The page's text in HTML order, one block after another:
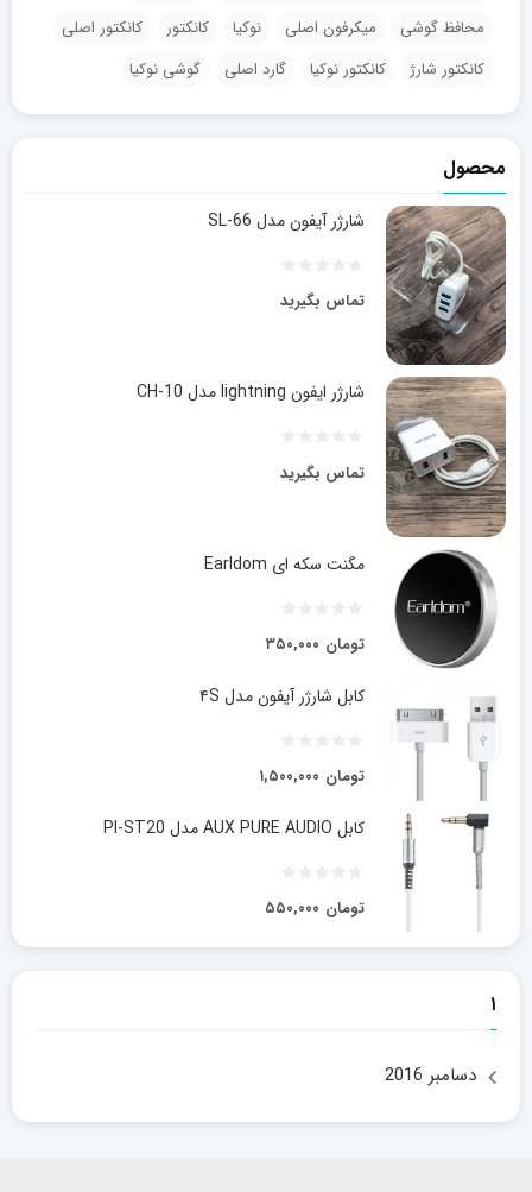
محافظ گوشی
میکرفون اصلی نوکیا کانکتور
کانکتور اصلی
کانکتور شارژ
کانکتور نوکیا گارد اصلی گوشی نوکیا
محصول
شارژر آیفون مدل SL-66
تماس بگیرید
شارژر ایفون lightning مدل CH-10
تماس بگیرید
مگنت سکه ای Earldom
۳۵۰,۰۰۰ تومان
کابل شارژر آیفون مدل ۴S
۱,۵۰۰,۰۰۰ تومان
کابل AUX PURE AUDIO مدل PI-ST20
۵۵۰,۰۰۰ تومان
۱
دسامبر 2016